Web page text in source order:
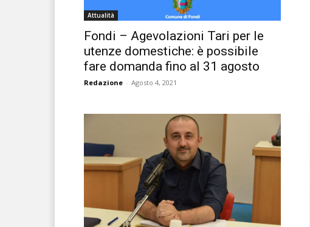
Attualità
Fondi – Agevolazioni Tari per le
utenze domestiche: è possibile
fare domanda fino al 31 agosto
Redazione - Agosto 4, 2021